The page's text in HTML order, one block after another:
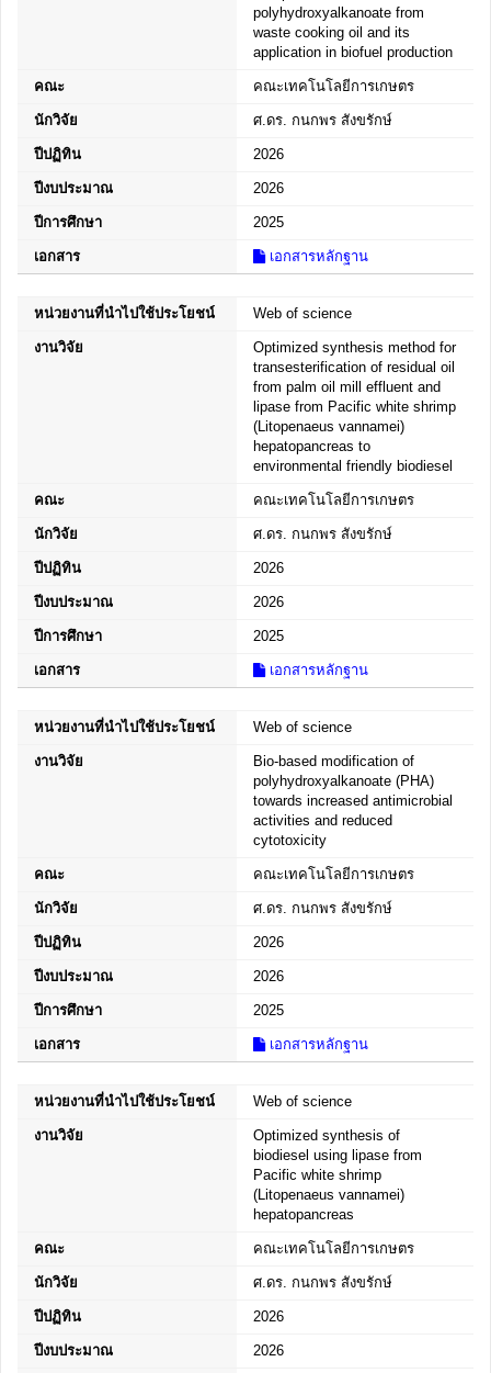
polyhydroxyalkanoate from
waste cooking oil and its
application in biofuel production
คณะ คณะเทคโนโลยีการเกษตร
นักวิจัย ศ.ดร. กนกพร สังขรักษ์
ปีปฏิทิน 2026
ปีงบประมาณ 2026
ปีการศึกษา 2025
เอกสาร เอกสารหลักฐาน
หน่วยงานที่นำไปใช้ประโยชน์ Web of science
งานวิจัย
Optimized synthesis method for
transesterification of residual oil
from palm oil mill effluent and
lipase from Pacific white shrimp
(Litopenaeus vannamei)
hepatopancreas to
environmental friendly biodiesel
คณะ คณะเทคโนโลยีการเกษตร
นักวิจัย ศ.ดร. กนกพร สังขรักษ์
ปีปฏิทิน 2026
ปีงบประมาณ 2026
ปีการศึกษา 2025
เอกสาร เอกสารหลักฐาน
หน่วยงานที่นำไปใช้ประโยชน์ Web of science
งานวิจัย
Bio-based modification of
polyhydroxyalkanoate (PHA)
towards increased antimicrobial
activities and reduced
cytotoxicity
คณะ คณะเทคโนโลยีการเกษตร
นักวิจัย ศ.ดร. กนกพร สังขรักษ์
ปีปฏิทิน 2026
ปีงบประมาณ 2026
ปีการศึกษา 2025
เอกสาร เอกสารหลักฐาน
หน่วยงานที่นำไปใช้ประโยชน์ Web of science
งานวิจัย
Optimized synthesis of
biodiesel using lipase from
Pacific white shrimp
(Litopenaeus vannamei)
hepatopancreas
คณะ คณะเทคโนโลยีการเกษตร
นักวิจัย ศ.ดร. กนกพร สังขรักษ์
ปีปฏิทิน 2026
ปีงบประมาณ 2026